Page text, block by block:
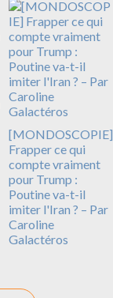
[MONDOSCOPIE]
Frapper ce qui
compte vraiment
pour Trump :
Poutine va-t-il
imiter l'Iran ? – Par
Caroline
Galactéros